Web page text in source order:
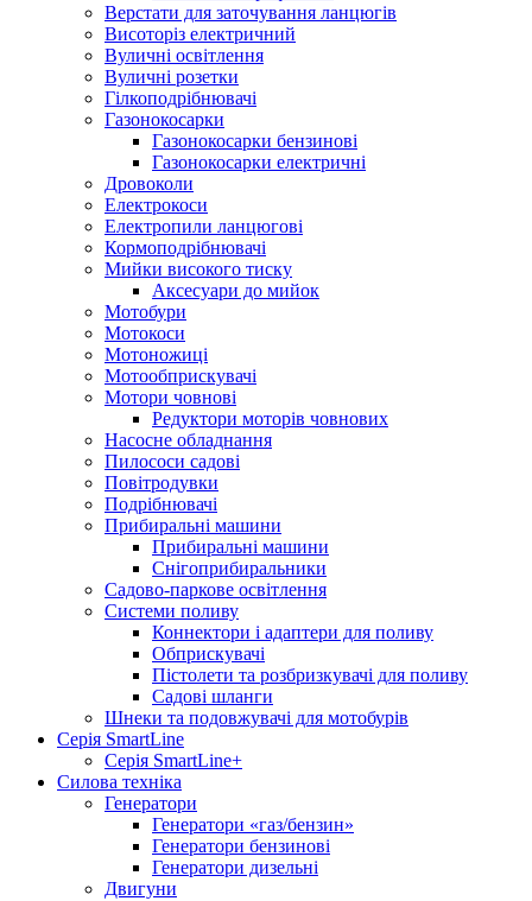
Верстати для заточування ланцюгів
Висоторіз електричний
Вуличні освітлення
Вуличні розетки
Гілкоподрібнювачі
Газонокосарки
Газонокосарки бензинові
Газонокосарки електричні
Дровоколи
Електрокоси
Електропили ланцюгові
Кормоподрібнювачі
Мийки високого тиску
Аксесуари до мийок
Мотобури
Мотокоси
Мотоножиці
Мотообприскувачі
Мотори човнові
Редуктори моторів човнових
Насосне обладнання
Пилососи садові
Повітродувки
Подрібнювачі
Прибиральні машини
Прибиральні машини
Снігоприбиральники
Садово-паркове освітлення
Системи поливу
Коннектори і адаптери для поливу
Обприскувачі
Пістолети та розбризкувачі для поливу
Садові шланги
Шнеки та подовжувачі для мотобурів
Серія SmartLine
Серія SmartLine+
Силова техніка
Генератори
Генератори «газ/бензин»
Генератори бензинові
Генератори дизельні
Двигуни